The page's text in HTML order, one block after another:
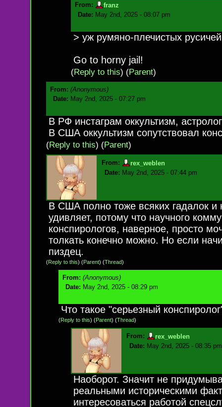
From:
franz
Date: May 2nd, 2025 - 08:07 pm
> уж румяно-плечистых русичей
Go to horny jail!
(Reply to this) (Parent)
From: (Anonymous)
Date: May 2nd, 2025 - 07:27 pm
В РФ инстаграм оккультизм,
В США оккультизм сопутствовал
(Reply to this) (Parent)
From:
rex_weblen
Date: May 2nd, 2025 - 07:44 pm
В США полно тоже всяких гадалок и
удивляет, потому что научного
конспирологов, наверное, просто
толкать конечно можно. Но если
пиздец.
(Reply to this) (Parent) (Thread)
From: (Anonymous)
Date: May 2nd, 2025 - 08:29 pm
Что такое "серьезный
(Reply to this) (Parent) (Thread)
From:
rex_weblen
Date: May 2nd, 2025 - 08:35 pm
Наоборот. Значит не
реальными историческими
интересоваться работой